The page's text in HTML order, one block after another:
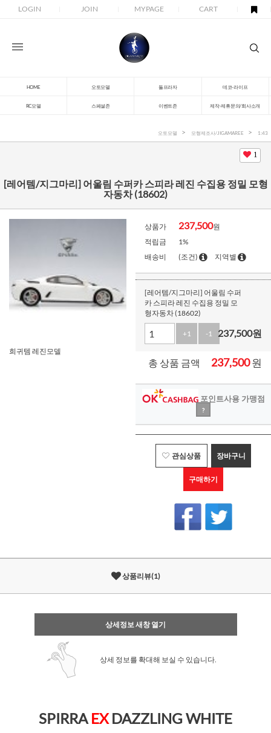
LOGIN JOIN MYPAGE CART
HOME 오토모델 돌프라자 데코-라이프
RC모델 스페셜존 이벤트존 제작-제휴문의/회사소개
오토모델 모형제조사/JIGAMAREE 1:43
1
[레어템/지그마리] 어울림 수퍼카 스피라 레진 수집용 정밀 모형
자동차 (18602)
희귀템 레진모델
상품가 237,500원
적립금
1%
배송비
(조건) 지역별
[레어템/지그마리] 어울림 수퍼
카 스피라 레진 수집용 정밀 모
형자동차 (18602)
+1 -1 237,500원
총 상품 금액 237,500원
포인트사용 가맹점
?
관심상품 장바구니
구매하기
상품리뷰(1)
상세정보 새창 열기
상세 정보를 확대해 보실 수 있습니다.
SPIRRA EXDAZZLING WHITE